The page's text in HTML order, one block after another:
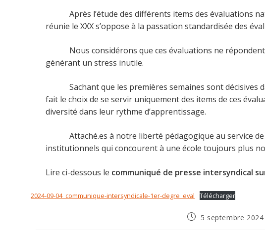
Après l’étude des différents items des évaluations
réunie le XXX s’oppose à la passation standardisée des
Nous considérons que ces évaluations ne répondent
générant un stress inutile.
Sachant que les premières semaines sont décisives
fait le choix de se servir uniquement des items de ces
diversité dans leur rythme d’apprentissage.
Attaché.es à notre liberté pédagogique au service de
institutionnels qui concourent à une école toujours plus
Lire ci-dessous le communiqué de presse intersyndical
2024-09-04_communique-intersyndicale-1er-degre_eval Télécharger
Publication
5 septembre 2024